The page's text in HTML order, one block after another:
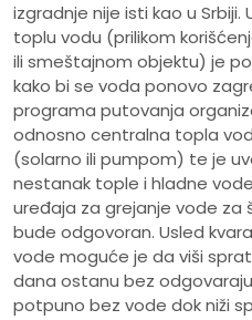
izgradnje nije isti kao u Srbiji.
toplu vodu (prilikom
ili smeštajnom objektu) je
kako bi se voda ponovo
programa putovanja
odnosno centralna topla
(solarno ili pumpom) te je
nestanak tople i hladne
uređaja za grejanje vode
bude odgovoran. Usled
vode moguće je da viši
dana ostanu bez
potpuno bez vode dok niži